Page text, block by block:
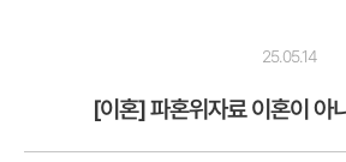
25.05.14
[이혼] 파혼위자료 이혼이 아